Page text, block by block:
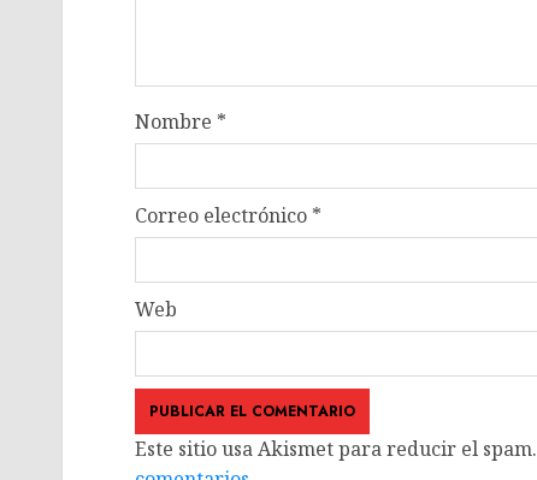
Nombre *
Correo electrónico *
Web
Este sitio usa Akismet para reducir el spam.